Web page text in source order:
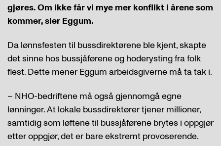
gjøres. Om ikke får vi mye mer konflikt i årene som
kommer, sier Eggum.
Da lønnsfesten til bussdirektørene ble kjent, skapte
det sinne hos bussjåførene og hoderysting fra folk
flest. Dette mener Eggum arbeidsgiverne må ta tak i.
– NHO-bedriftene må også gjennomgå egne
lønninger. At lokale bussdirektører tjener millioner,
samtidig som løftene til bussjåførene brytes i oppgjør
etter oppgjør, det er bare ekstremt provoserende.